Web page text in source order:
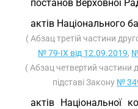
постанов Верховної
актів Національного
( Абзац третій частини
№ 79-IX від 12.09.2019,
( Абзац четвертий частини
підставі Закону №
актів Національної